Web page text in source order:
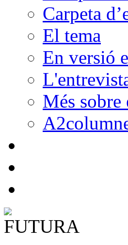
Carpeta
El tema
En versió
Més sobre